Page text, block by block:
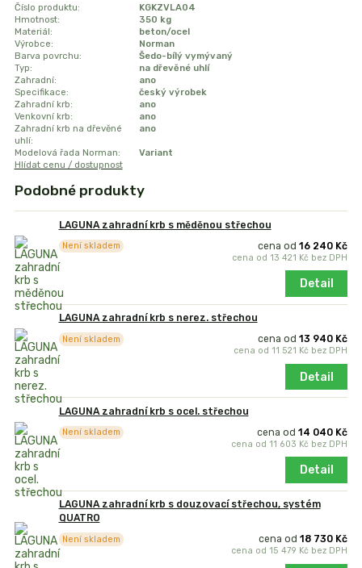
Číslo produktu:
KGKZVLA04
Hmotnost:
350 kg
Materiál:
beton/ocel
Výrobce:
Norman
Barva povrchu:
Šedo-bílý vymývaný
Typ:
na dřevěné uhlí
Zahradní:
ano
Specifikace:
český výrobek
Zahradní krb:
ano
Venkovní krb:
ano
Zahradní krb na dřevěné
uhlí:
ano
Modelová řada Norman:
Variant
Hlídat cenu / dostupnost
Podobné produkty
LAGUNA zahradní krb s měděnou střechou
cena od16 240 Kč
cena od13 421 Kč bez DPH
Není skladem
Detail
LAGUNA zahradní krb s nerez. střechou
cena od13 940 Kč
cena od11 521 Kč bez DPH
Není skladem
Detail
LAGUNA zahradní krb s ocel. střechou
cena od14 040 Kč
cena od11 603 Kč bez DPH
Není skladem
Detail
LAGUNA zahradní krb s douzovací střechou, systém
QUATRO
cena od18 730 Kč
cena od15 479 Kč bez DPH
Není skladem